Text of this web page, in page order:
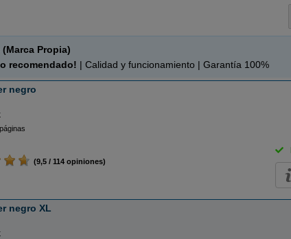
(Marca Propia)
recomendado! | Calidad y funcionamiento | Garantía 100%
negro
(9,5 / 114 opiniones)
negro XL